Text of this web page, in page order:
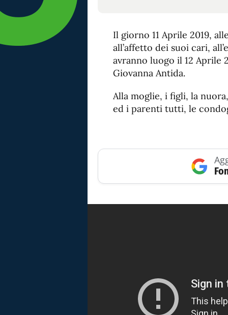
Il giorno 11 Aprile 2019,
all’affetto dei suoi cari,
avranno luogo il 12 Aprile
Giovanna Antida.
Alla moglie, i figli, la
ed i parenti tutti, le